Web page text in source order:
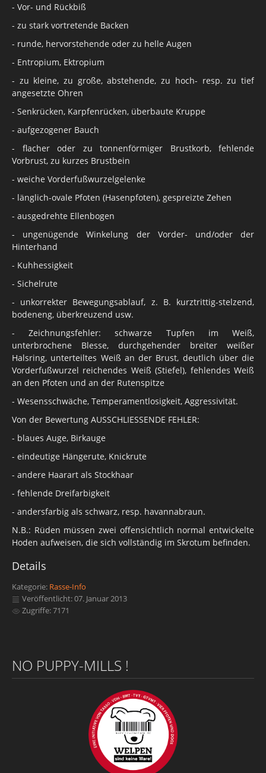
- Vor- und Rückbiß
- zu stark vortretende Backen
- runde, hervorstehende oder zu helle Augen
- Entropium, Ektropium
- zu kleine, zu große, abstehende, zu hoch- resp. zu tief
angesetzte Ohren
- Senkrücken, Karpfenrücken, überbaute Kruppe
- aufgezogener Bauch
- flacher oder zu tonnenförmiger Brustkorb, fehlende
Vorbrust, zu kurzes Brustbein
- weiche Vorderfußwurzelgelenke
- länglich-ovale Pfoten (Hasenpfoten), gespreizte Zehen
- ausgedrehte Ellenbogen
- ungenügende Winkelung der Vorder- und/oder der
Hinterhand
- Kuhhessigkeit
- Sichelrute
- unkorrekter Bewegungsablauf, z. B. kurztrittig-stelzend,
bodeneng, überkreuzend usw.
- Zeichnungsfehler: schwarze Tupfen im Weiß,
unterbrochene Blesse, durchgehender breiter weißer
Halsring, unterteiltes Weiß an der Brust, deutlich über die
Vorderfußwurzel reichendes Weiß (Stiefel), fehlendes Weiß
an den Pfoten und an der Rutenspitze
- Wesensschwäche, Temperamentlosigkeit, Aggressivität.
Von der Bewertung AUSSCHLIESSENDE FEHLER:
- blaues Auge, Birkauge
- eindeutige Hängerute, Knickrute
- andere Haarart als Stockhaar
- fehlende Dreifarbigkeit
- andersfarbig als schwarz, resp. havannabraun.
N.B.: Rüden müssen zwei offensichtlich normal entwickelte
Hoden aufweisen, die sich vollständig im Skrotum befinden.
Details
Kategorie: Rasse-Info
Veröffentlicht: 07. Januar 2013
Zugriffe: 7171
NO PUPPY-MILLS !